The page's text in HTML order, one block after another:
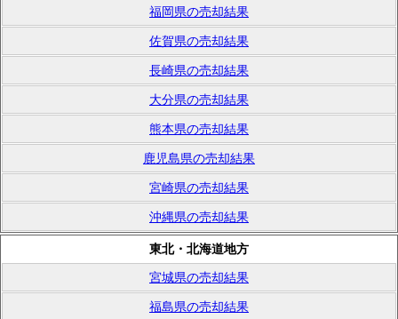
福岡県の売却結果
佐賀県の売却結果
長崎県の売却結果
大分県の売却結果
熊本県の売却結果
鹿児島県の売却結果
宮崎県の売却結果
沖縄県の売却結果
東北・北海道地方
宮城県の売却結果
福島県の売却結果